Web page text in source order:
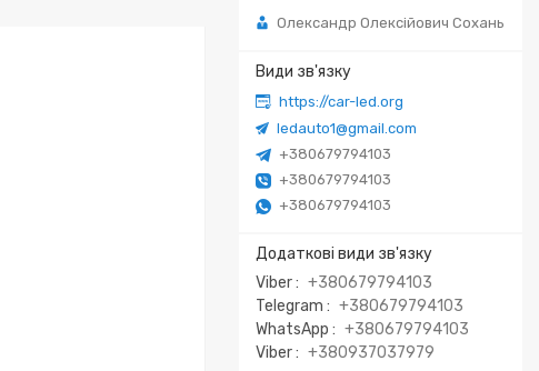
Олександр Олексійович Сохань
https://car-led.org
ledauto1@gmail.com
+380679794103
+380679794103
+380679794103
Viber
+380679794103
Telegram
+380679794103
WhatsApp
+380679794103
Viber
+380937037979